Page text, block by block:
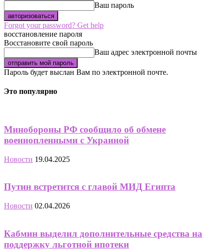
Ваш пароль
Forgot your password? Get help
восстановление пароля
Восстановите свой пароль
Ваш адрес электронной почты
Пароль будет выслан Вам по электронной почте.
Это популярно
Минобороны РФ сообщило об обмене
военнопленными с Украиной
Новости 19.04.2025
Путин встретится с главой МИД Египта
Новости 02.04.2026
Кабмин выделил дополнительные средства на
поддержку льготной ипотеки